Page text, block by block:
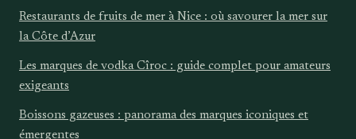
Restaurants de fruits de mer à Nice : où savourer la mer sur
la Côte d’Azur
Les marques de vodka Cîroc : guide complet pour amateurs
exigeants
Boissons gazeuses : panorama des marques iconiques et
émergentes